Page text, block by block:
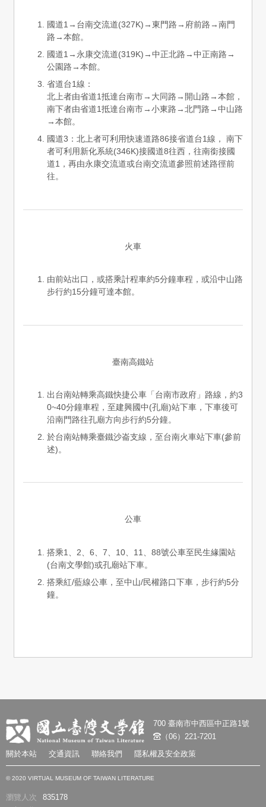
國道1→台南交流道(327K)→東門路→府前路→南門
路→本館。
國道1→永康交流道(319K)→中正北路→中正南路→
公園路→本館。
省道台1線：
北上者由省道1抵達台南市→大同路→開山路→本館，
南下者由省道1抵達台南市→小東路→北門路→中山路
→本館。
國道3：北上者可利用快速道路86接省道台1線， 南下
者可利用新化系統(346K)接國道8往西，往南銜接國
道1，再由永康交流道或台南交流道參照前述路徑前
往。
火車
由前站出口，或搭乘計程車約5分鐘車程，或沿中山路
步行約15分鐘可達本館。
臺南高鐵站
出台南站轉乘高鐵快捷公車「台南市政府」路線，約3
0~40分鐘車程，至建興國中(孔廟)站下車，下車後可
沿南門路往孔廟方向步行約5分鐘。
於台南站轉乘臺鐵沙崙支線，至台南火車站下車(參前
述)。
公車
搭乘1、2、6、7、10、11、88號公車至民生緣園站
(台南文學館)或孔廟站下車。
搭乘紅/藍線公車，至中山/民權路口下車，步行約5分
鐘。
700 臺南市中西區中正路1號
（06）221-7201
關於本站
交通資訊 聯絡我們 隱私權及安全政策
© 2020 VIRTUAL MUSEUM OF TAIWAN LITERATURE
瀏覽人次
835178